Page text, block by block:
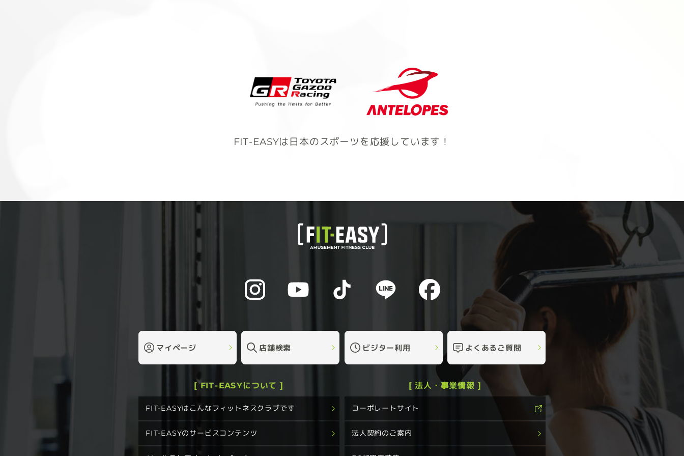
FIT-EASYは日本のスポーツを応援しています！
マイページ 店舗検索 ビジター利用 よくあるご質問
[ FIT-EASYについて ]
FIT-EASYはこんなフィットネスクラブです
FIT-EASYのサービスコンテンツ
[ 法人・事業情報 ]
コーポレートサイト
法人契約のご案内